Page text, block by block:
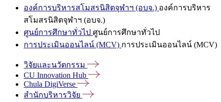
องค์การบริหารสโมสรนิสิตจุฬาฯ (อบจ.) องค์การบริหาร
สโมสรนิสิตจุฬาฯ (อบจ.)
ศูนย์การศึกษาทั่วไป ศูนย์การศึกษาทั่วไป
การประเมินออนไลน์ (MCV) การประเมินออนไลน์ (MCV)
วิจัยและนวัตกรรม
CU Innovation Hub
Chula DigiVerse
สำนักบริหารวิจัย